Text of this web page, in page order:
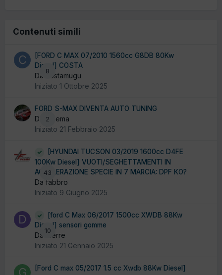
Contenuti simili
8
[FORD C MAX 07/2010 1560cc G8DB 80Kw
Diesel] COSTA
Da costamugu
Iniziato 1 Ottobre 2025
2
FORD S-MAX DIVENTA AUTO TUNING
Da ludema
Iniziato 21 Febbraio 2025
43
[HYUNDAI TUCSON 03/2019 1600cc D4FE
100Kw Diesel] VUOTI/SEGHETTAMENTI IN
ACCELERAZIONE SPECIE IN 7 MARCIA: DPF KO?
Da fabbro
Iniziato 9 Giugno 2025
10
[ford C Max 06/2017 1500cc XWDB 88Kw
Diesel] sensori gomme
Da dierre
Iniziato 21 Gennaio 2025
[Ford C max 05/2017 1.5 cc Xwdb 88Kw Diesel]